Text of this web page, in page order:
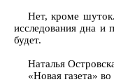
Нет, кроме
исследования дна и
будет.
Наталья
«Новая газета»